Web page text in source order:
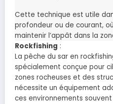
Cette technique est utile
profondeur ou de courant,
maintenir l’appât dans la
Rockfishing :
La pêche du sar en
spécialement conçue pour
zones rocheuses et des
nécessite un équipement
ces environnements